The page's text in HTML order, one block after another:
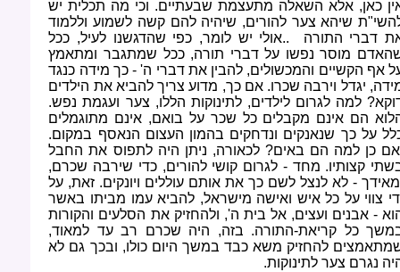
כאן, אלא השאלה מתעצמת שבעתיים. וכי מה תכלית יש
שיהא צער להורים, שיהיה להם קשה לשמוע וללמוד
דברי התורה ..אולי יש לומר, כפי שהדגשנו לעיל, ככל
מוסר נפשו על דברי תורה, ככל שמתגבר ומתאמץ
אף הקשיים והמכשולים, להבין את דברי ה' - כך מידה כנגד
יגדל וירבה שכרו. אם כך, מדוע צריך להביא את הילדים
למה לגרום לילדים, לתינוקות הללו, צער ועגמת נפש.
הם אינם מקבלים כל שכר על בואם, אינם מתוגמלים
על כך שנאנקים ונדחקים בהמון העצום הנאסף במקום.
כן למה הם באים? לכאורה, ניתן היה לתפוס את החבל
קצותיו. מחד - לגרום קושי להורים, כדי שירבה שכרם,
- לא לנצל לשם כך את אותם עוללים ויונקים. זאת, על
צווי על כל איש ואישה מישראל, להביא עמו מביתו באשר
- אבנים ועצים, אל בית ה', ולהחזיק את הסלעים והקורות
כל קריאת-התורה. בזה, היה שכרם רב עד למאוד,
להחזיק משא כבד במשך היום כולו, ובכך גם לא
נגרם צער לתינוקות.